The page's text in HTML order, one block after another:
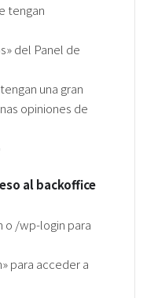
tengan
del Panel de
una gran
opiniones de
al backoffice
o /wp-login para
para acceder a